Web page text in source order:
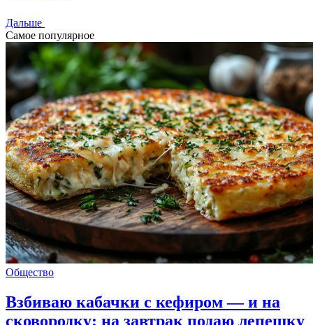
Дальше
Самое популярное
Общество
Взбиваю кабачки с кефиром — и на
сковородку: на завтрак подаю лепешку